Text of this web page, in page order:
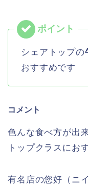
シェアトップの
おすすめです
コメント
色んな食べ方が出
トップクラスにお
有名店の您好（ニ